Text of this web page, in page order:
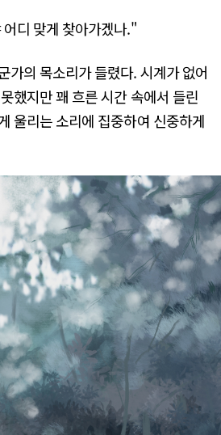
디 맞게 찾아가겠나."
가의 목소리가 들렸다. 시계가 없어
했지만 꽤 흐른 시간 속에서 들린
울리는 소리에 집중하여 신중하게